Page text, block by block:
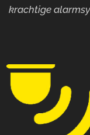
krachtige